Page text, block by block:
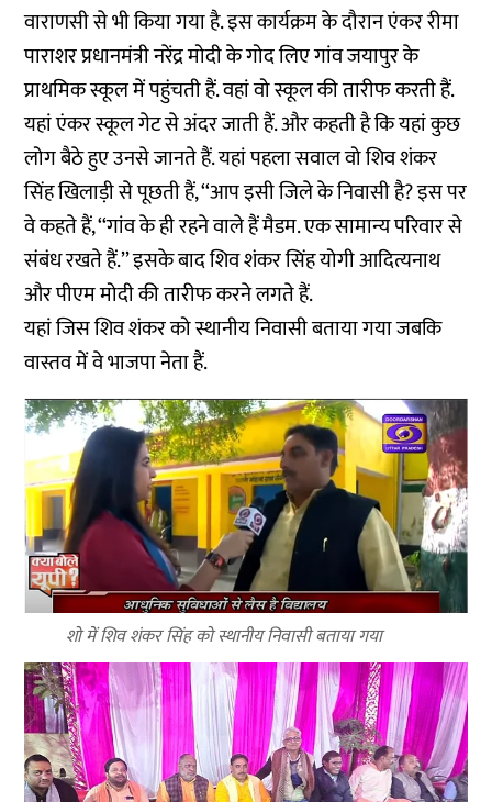
वाराणसी से भी किया गया है. इस कार्यक्रम के दौरान एंकर रीमा
पाराशर प्रधानमंत्री नरेंद्र मोदी के गोद लिए गांव जयापुर के
प्राथमिक स्कूल में पहुंचती हैं. वहां वो स्कूल की तारीफ करती हैं.
यहां एंकर स्कूल गेट से अंदर जाती हैं. और कहती है कि यहां कुछ
लोग बैठे हुए उनसे जानते हैं. यहां पहला सवाल वो शिव शंकर
सिंह खिलाड़ी से पूछती हैं, ‘‘आप इसी जिले के निवासी है? इस पर
वे कहते हैं, ‘‘गांव के ही रहने वाले हैं मैडम. एक सामान्य परिवार से
संबंध रखते हैं.’’ इसके बाद शिव शंकर सिंह योगी आदित्यनाथ
और पीएम मोदी की तारीफ करने लगते हैं.
यहां जिस शिव शंकर को स्थानीय निवासी बताया गया जबकि
वास्तव में वे भाजपा नेता हैं.
शो में शिव शंकर सिंह को स्थानीय निवासी बताया गया